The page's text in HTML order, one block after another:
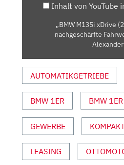
NACHGESCHÄRFTE
FAHRWERK?
ALEXANDER
BERNT“
VON
YOUTUBE
Inhalt von YouTube
„BMW M135i xDrive
nachgeschärfte
AUTOMATIKGETRIEBE
BMW 1ER BMW
GEWERBE
LEASING